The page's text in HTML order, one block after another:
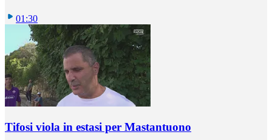
01:30
Tifosi viola in estasi per Mastantuono